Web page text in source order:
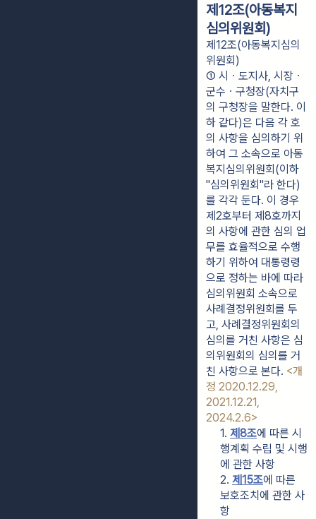
제12조(아동복지
심의위원회)
제12조(아동복지심의
위원회)
① 시ㆍ도지사, 시장ㆍ
군수ㆍ구청장(자치구
의 구청장을 말한다. 이
하 같다)은 다음 각 호
의 사항을 심의하기 위
하여 그 소속으로 아동
복지심의위원회(이하
"심의위원회"라 한다)
를 각각 둔다. 이 경우
제2호부터 제8호까지
의 사항에 관한 심의 업
무를 효율적으로 수행
하기 위하여 대통령령
으로 정하는 바에 따라
심의위원회 소속으로
사례결정위원회를 두
고, 사례결정위원회의
심의를 거친 사항은 심
의위원회의 심의를 거
친 사항으로 본다. <개
정 2020.12.29,
2021.12.21,
2024.2.6>
1. 제8조에 따른 시
행계획 수립 및 시행
에 관한 사항
2. 제15조에 따른
보호조치에 관한 사
항